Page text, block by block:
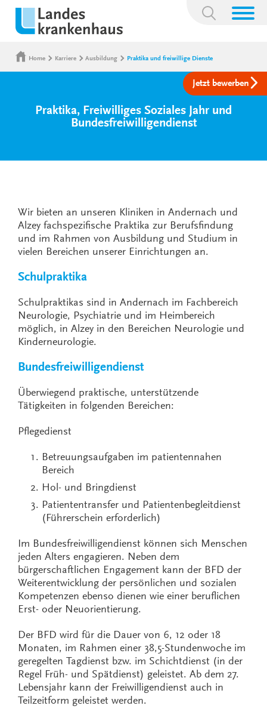
Suchbegriff:
Home Karriere Ausbildung Praktika und freiwillige Dienste
Jetzt bewerben
Praktika, Freiwilliges Soziales Jahr und
Bundesfreiwilligendienst
Wir bieten an unseren Kliniken in Andernach und
Alzey fachspezifische Praktika zur Berufsfindung
und im Rahmen von Ausbildung und Studium in
vielen Bereichen unserer Einrichtungen an.
Schulpraktika
Schulpraktikas sind in Andernach im Fachbereich
Neurologie, Psychiatrie und im Heimbereich
möglich, in Alzey in den Bereichen Neurologie und
Kinderneurologie.
Bundesfreiwilligendienst
Überwiegend praktische, unterstützende
Tätigkeiten in folgenden Bereichen:
Pflegedienst
Betreuungsaufgaben im patientennahen
Bereich
Hol- und Bringdienst
Patiententransfer und Patientenbegleitdienst
(Führerschein erforderlich)
Im Bundesfreiwilligendienst können sich Menschen
jeden Alters engagieren. Neben dem
bürgerschaftlichen Engagement kann der BFD der
Weiterentwicklung der persönlichen und sozialen
Kompetenzen ebenso dienen wie einer beruflichen
Erst- oder Neuorientierung.
Der BFD wird für die Dauer von 6, 12 oder 18
Monaten, im Rahmen einer 38,5-Stundenwoche im
geregelten Tagdienst bzw. im Schichtdienst (in der
Regel Früh- und Spätdienst) geleistet. Ab dem 27.
Lebensjahr kann der Freiwilligendienst auch in
Teilzeitform geleistet werden.